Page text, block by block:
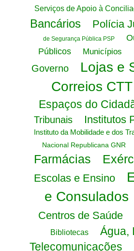
Serviços de Apoio à
Bancários
Polícia
de Segurança Pública PSP
Públicos
Municípios
Governo
Lojas e
Correios CTT
Espaços do
Tribunais
Institutos
Instituto da Mobilidade e dos
Nacional Republicana GNR
Farmácias
Escolas e Ensino
e Consulados
Centros de Saúde
Bibliotecas
Água,
Telecomunicações